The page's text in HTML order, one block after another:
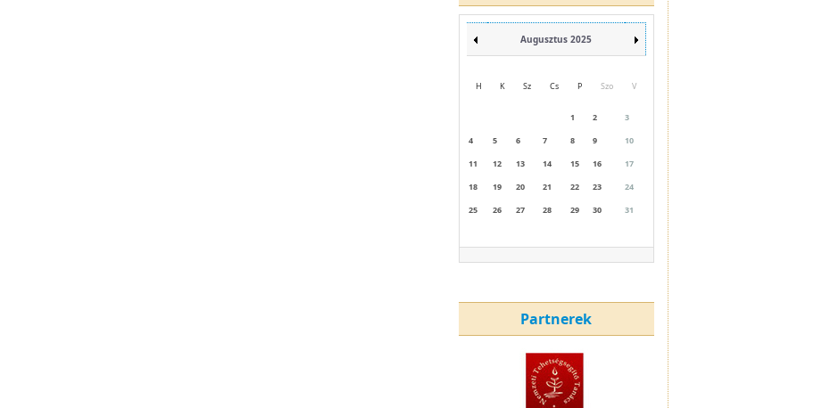
Augusztus 2025
H K Sz Cs P Szo V
1 2
3
4
5 6 7 8 9
10
11
12 13 14 15 16
17
18
19 20 21 22 23
24
25
26 27 28 29 30 31
Partnerek